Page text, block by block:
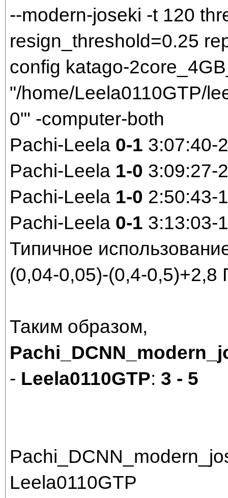
--modern-joseki -t 120
resign_threshold=0.25
config katago-
"/home/Leela0110GTP/
0"' -computer-both
Pachi-Leela 0-1 3:07:40-
Pachi-Leela 1-0 3:09:27-
Pachi-Leela 1-0 2:50:43-
Pachi-Leela 0-1 3:13:03-
Типичное
(0,04-0,05)-(0,4-0,5)+2,8
Таким образом,
- Leela0110GTP: 3 - 5
Leela0110GTP